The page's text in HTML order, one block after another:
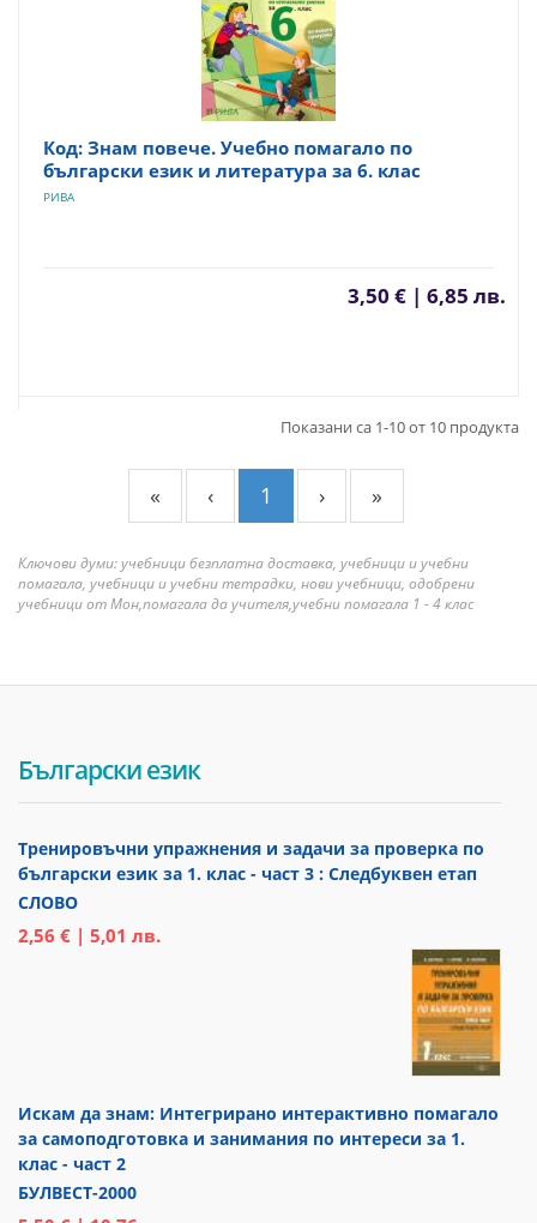
Код: Знам повече. Учебно помагало по
български език и литература за 6. клас
РИВА
3,50 € | 6,85 лв.
Показани са 1-10 от 10 продукта
« ‹ 1 › »
Ключови думи: учебници безплатна доставка, учебници и учебни
помагала, учебници и учебни тетрадки, нови учебници, одобрени
учебници от Мон,помагала да учителя,учебни помагала 1 - 4 клас
Български език
Тренировъчни упражнения и задачи за проверка по
български език за 1. клас - част 3 : Следбуквен етап
СЛОВО
2,56 € | 5,01 лв.
Искам да знам: Интегрирано интерактивно помагало
за самоподготовка и занимания по интереси за 1.
клас - част 2
БУЛВЕСТ-2000